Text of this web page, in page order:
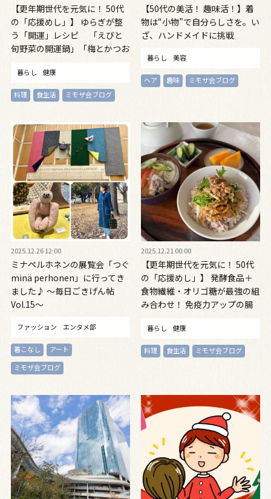
【更年期世代を元気に！ 50代
の「応援めし」】 ゆらぎが整
う「開運」レシピ 「えびと
旬野菜の開運鍋」「梅とかつお
暮らし 健康
料理 食生活 ミモザ会ブログ
【50代の美活！ 趣味活！】着
物は“小物”で自分らしさを。い
ざ、ハンドメイドに挑戦
暮らし 美容
ヘア 趣味 ミモザ会ブログ
2025.12.26 12:00
ミナペルホネンの展覧会「つぐ
minä perhonen」に行ってき
ました♪ ～毎日ごきげん帖
Vol.15～
ファッション エンタメ部
着こなし
アート
ミモザ会ブログ
2025.12.21 00:00
【更年期世代を元気に！ 50代
の「応援めし」】 発酵食品＋
食物繊維・オリゴ糖が最強の組
み合わせ！ 免疫力アップの腸
納豆の雑穀ごはん」「さば缶と
ねぎ・トマト・春雨のみそ汁」
暮らし 健康
料理 食生活 ミモザ会ブログ